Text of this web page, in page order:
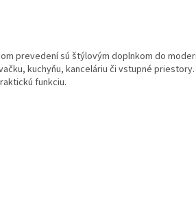
prevedení sú štýlovým doplnkom do
kuchyňu, kanceláriu či vstupné
funkciu.